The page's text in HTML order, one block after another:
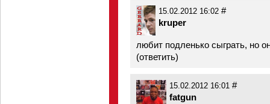
15.02.2012 16:02 #
kruper
любит подленько сыграть, но
(ответить)
15.02.2012 16:01 #
fatgun